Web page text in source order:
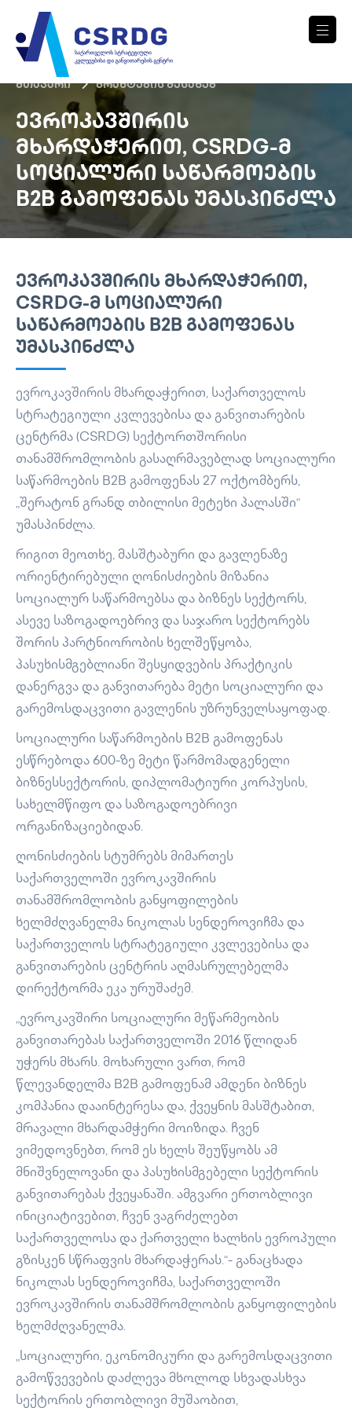
მთავარი გრანტების შესახებ
ᲔᲕᲠᲝᲙᲐᲕᲨᲘᲠᲘᲡ
ᲛᲮᲐᲠᲓᲐᲭᲔᲠᲘᲗ, CSRDG-Მ
ᲡᲝᲪᲘᲐᲚᲣᲠᲘ ᲡᲐᲬᲐᲠᲛᲝᲔᲑᲘᲡ
B2B ᲒᲐᲛᲝᲤᲔᲜᲐᲡ ᲣᲛᲐᲡᲞᲘᲜᲫᲚᲐ
ᲔᲕᲠᲝᲙᲐᲕᲨᲘᲠᲘᲡ ᲛᲮᲐᲠᲓᲐᲭᲔᲠᲘᲗ,
CSRDG-Მ ᲡᲝᲪᲘᲐᲚᲣᲠᲘ
ᲡᲐᲬᲐᲠᲛᲝᲔᲑᲘᲡ B2B ᲒᲐᲛᲝᲤᲔᲜᲐᲡ
ᲣᲛᲐᲡᲞᲘᲜᲫᲚᲐ
ევროკავშირის მხარდაჭერით, საქართველოს
სტრატეგიული კვლევებისა და განვითარების
ცენტრმა (CSRDG) სექტორთშორისი
თანამშრომლობის გასაღრმავებლად სოციალური
საწარმოების B2B გამოფენას 27 ოქტომბერს,
„შერატონ გრანდ თბილისი მეტეხი პალასში“
უმასპინძლა.
რიგით მეოთხე, მასშტაბური და გავლენაზე
ორიენტირებული ღონისძიების მიზანია
სოციალურ საწარმოებსა და ბიზნეს სექტორს,
ასევე საზოგადოებრივ და საჯარო სექტორებს
შორის პარტნიორობის ხელშეწყობა,
პასუხისმგებლიანი შესყიდვების პრაქტიკის
დანერგვა და განვითარება მეტი სოციალური და
გარემოსდაცვითი გავლენის უზრუნველსაყოფად.
სოციალური საწარმოების B2B გამოფენას
ესწრებოდა 600-ზე მეტი წარმომადგენელი
ბიზნესსექტორის, დიპლომატიური კორპუსის,
სახელმწიფო და საზოგადოებრივი
ორგანიზაციებიდან.
ღონისძიების სტუმრებს მიმართეს
საქართველოში ევროკავშირის
თანამშრომლობის განყოფილების
ხელმძღვანელმა ნიკოლას სენდეროვიჩმა და
საქართველოს სტრატეგიული კვლევებისა და
განვითარების ცენტრის აღმასრულებელმა
დირექტორმა ეკა ურუშაძემ.
„ევროკავშირი სოციალური მეწარმეობის
განვითარებას საქართველოში 2016 წლიდან
უჭერს მხარს. მოხარული ვართ, რომ
წლევანდელმა B2B გამოფენამ ამდენი ბიზნეს
კომპანია დააინტერესა და, ქვეყნის მასშტაბით,
მრავალი მხარდამჭერი მოიზიდა. ჩვენ
ვიმედოვნებთ, რომ ეს ხელს შეუწყობს ამ
მნიშვნელოვანი და პასუხისმგებელი სექტორის
განვითარებას ქვეყანაში. ამგვარი ერთობლივი
ინიციატივებით, ჩვენ ვაგრძელებთ
საქართველოსა და ქართველი ხალხის ევროპული
გზისკენ სწრაფვის მხარდაჭერას.“- განაცხადა
ნიკოლას სენდეროვიჩმა, საქართველოში
ევროკავშირის თანამშრომლობის განყოფილების
ხელმძღვანელმა.
„სოციალური, ეკონომიკური და გარემოსდაცვითი
გამოწვევების დაძლევა მხოლოდ სხვადასხვა
სექტორის ერთობლივი მუშაობით,